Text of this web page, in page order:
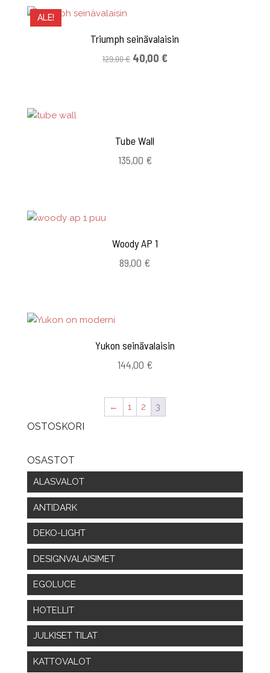
ALE!
Triumph seinävalaisin
129,00€ Alkuperäinen
40,00 €Nykyinen
Tube Wall
135,00 €
Woody AP 1
89,00 €
Yukon seinävalaisin
144,00 €
← 1 2 3
OSTOSKORI
OSASTOT
ALASVALOT
ANTIDARK
DEKO-LIGHT
DESIGNVALAISIMET
EGOLUCE
HOTELLIT
JULKISET TILAT
KATTOVALOT